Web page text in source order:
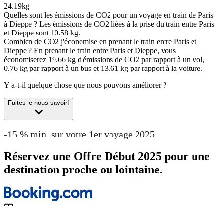
24.19kg
Quelles sont les émissions de CO2 pour un voyage en train de Paris
à Dieppe ? Les émissions de CO2 liées à la prise du train entre Paris
et Dieppe sont 10.58 kg.
Combien de CO2 j'économise en prenant le train entre Paris et
Dieppe ? En prenant le train entre Paris et Dieppe, vous
économiserez 19.66 kg d'émissions de CO2 par rapport à un vol,
0.76 kg par rapport à un bus et 13.61 kg par rapport à la voiture.
Y a-t-il quelque chose que nous pouvons améliorer ?
Faites le nous savoir!
-15 % min. sur votre 1er voyage 2025
Réservez une Offre Début 2025 pour une
destination proche ou lointaine.